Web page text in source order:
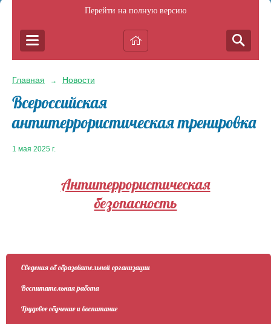
Перейти на полную версию
Главная → Новости
Всероссийская
антитеррористическая тренировка
1 мая 2025 г.
Антитеррористическая
безопасность
Сведения об образовательной организации
Воспитательная работа
Трудовое обучение и воспитание